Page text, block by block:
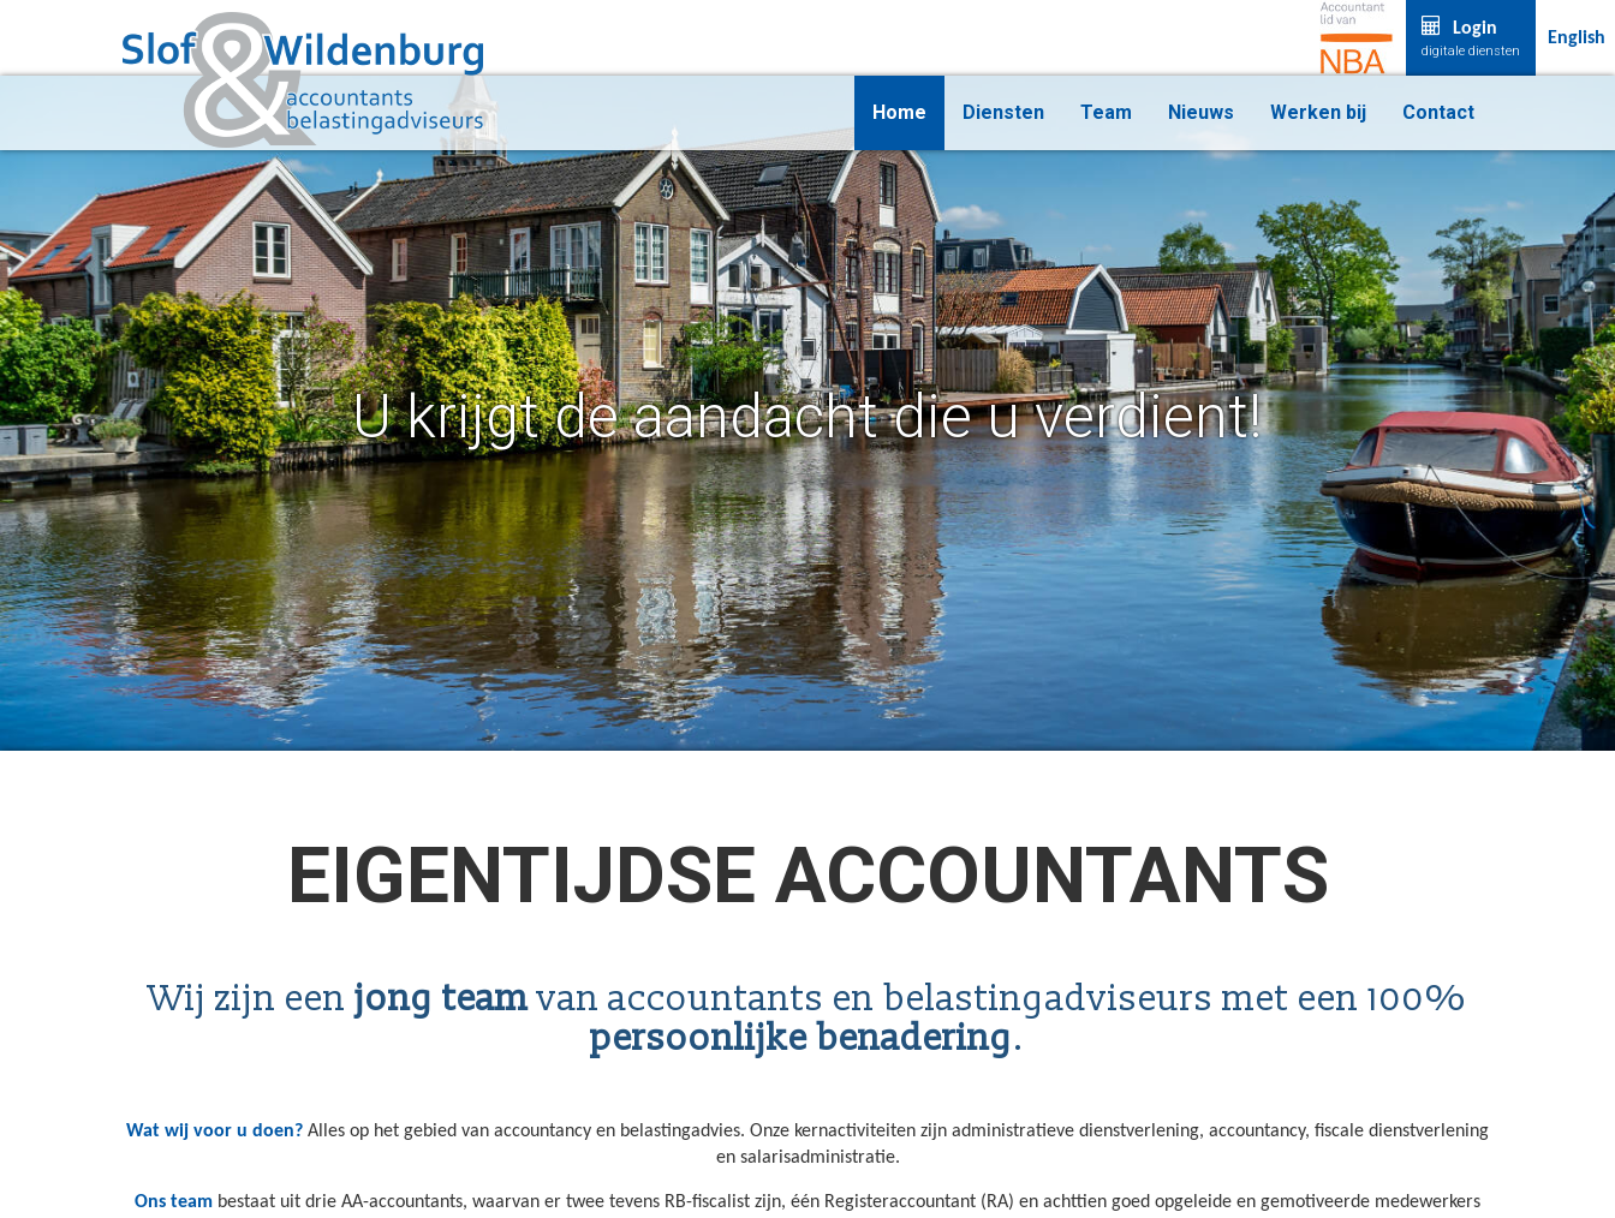
Login
digitale diensten
English
Home Diensten Team Nieuws Werken bij Contact
U krijgt de aandacht die u verdient!
EIGENTIJDSE ACCOUNTANTS
Wij zijn een jong teamvan accountants en belastingadviseurs met een 100%
persoonlijke benadering.
Wat wij voor u doen? Alles op het gebied van accountancy en belastingadvies. Onze kernactiviteiten zijn administratieve dienstverlening, accountancy, fiscale dienstverlening
en salarisadministratie.
Ons team bestaat uit drie AA-accountants, waarvan er twee tevens RB-fiscalist zijn, één Registeraccountant (RA) en achttien goed opgeleide en gemotiveerde medewerkers